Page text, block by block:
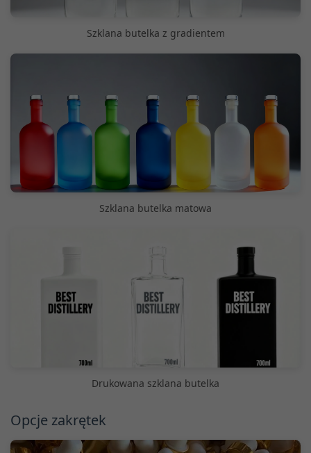
Szklana butelka z gradientem
Szklana butelka matowa
Drukowana szklana butelka
Opcje zakrętek